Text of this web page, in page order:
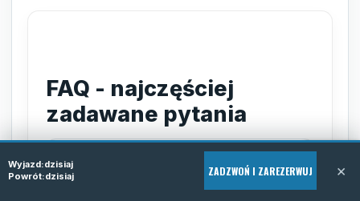
FAQ - najczęściej
zadawane pytania
Jak zarezerwować przejazd
busy z Kaub do Polski?
Wyjazd:dzisiaj
Powrót:dzisiaj ZADZWOŃ I ZAREZERWUJ ×